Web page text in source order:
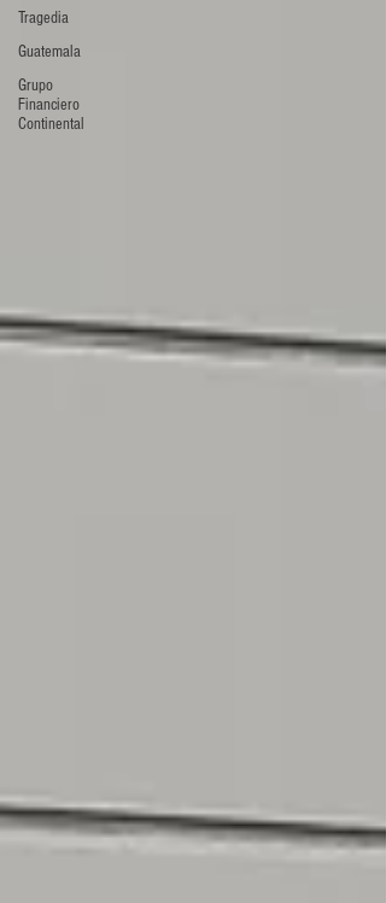
Tragedia
Guatemala
Grupo
Financiero
Continental